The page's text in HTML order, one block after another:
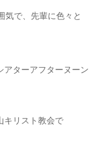
気で、先輩に色々と
ターアフターヌーン
キリスト教会で